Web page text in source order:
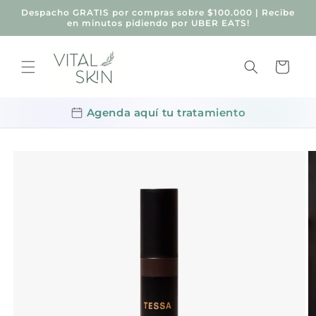
directamente
al contenido
Despacho GRATIS por compras sobre $100.000 | Recibe
en minutos pidiendo por UBER EATS!
Carrito
Agenda aquí tu tratamiento